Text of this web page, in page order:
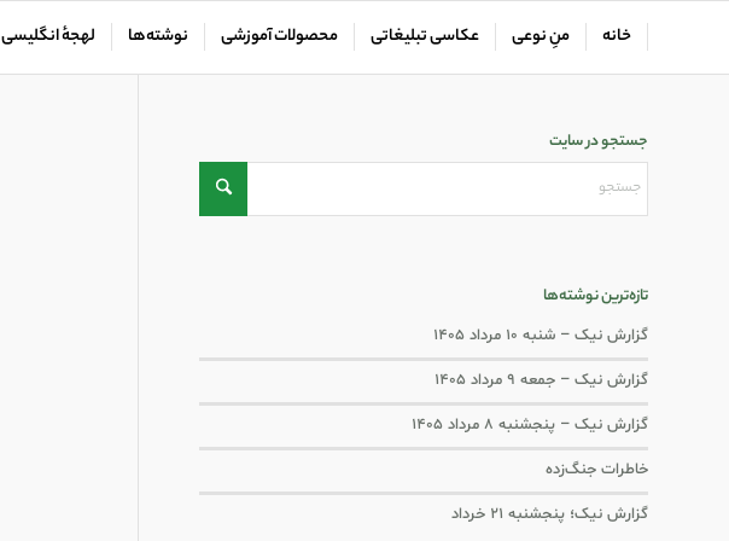
خانه منِ نوعی عکاسی تبلیغاتی محصولات آموزشی نوشته‌ها لهجهٔ انگلیسی
جستجو در سایت
تازه‌ترین نوشته‌ها
گزارش نیک – شنبه ۱۰ مرداد ۱۴۰۵
گزارش نیک – جمعه ۹ مرداد ۱۴۰۵
گزارش نیک – پنجشنبه ۸ مرداد ۱۴۰۵
خاطرات جنگ‌‌زده
گزارش نیک؛ پنجشنبه ۲۱ خرداد